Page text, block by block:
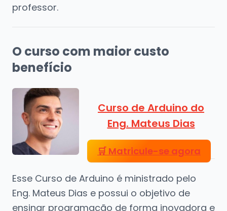
professor.
O curso com maior custo
benefício
Curso de Arduino do
Eng. Mateus Dias
🛒 Matricule-se agora
Esse Curso de Arduino é ministrado pelo
Eng. Mateus Dias e possui o objetivo de
ensinar programação de forma inovadora e